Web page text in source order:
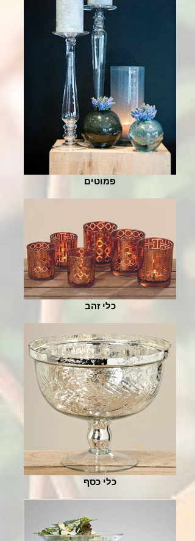
פמוטים
כלי זהב
כלי כסף